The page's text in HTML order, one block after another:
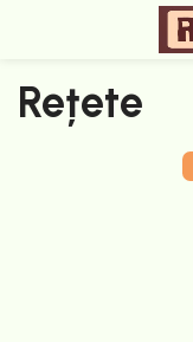
Rețete